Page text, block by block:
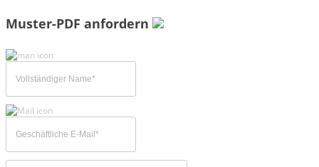
Muster-PDF anfordern